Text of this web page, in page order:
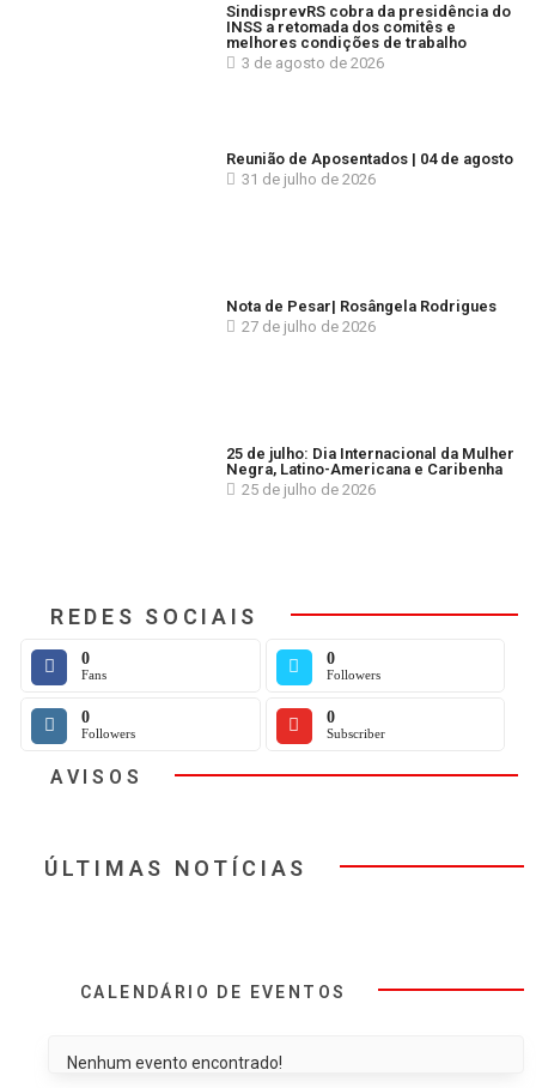
SindisprevRS cobra da presidência do
INSS a retomada dos comitês e
melhores condições de trabalho
3 de agosto de 2026
Reunião de Aposentados | 04 de agosto
31 de julho de 2026
Nota de Pesar| Rosângela Rodrigues
27 de julho de 2026
25 de julho: Dia Internacional da Mulher
Negra, Latino-Americana e Caribenha
25 de julho de 2026
REDES SOCIAIS
0
Fans
0
Followers
0
Followers
0
Subscriber
AVISOS
ÚLTIMAS NOTÍCIAS
CALENDÁRIO DE EVENTOS
Nenhum evento encontrado!